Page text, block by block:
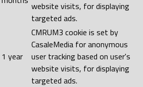
website visits, for displaying
targeted ads.
1 year
CMRUM3 cookie is set by
CasaleMedia for anonymous
user tracking based on user's
website visits, for displaying
targeted ads.